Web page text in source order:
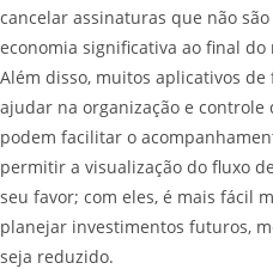
cancelar assinaturas que não
economia significativa ao final do
Além disso, muitos aplicativos
ajudar na organização e controle
podem facilitar o
permitir a visualização do fluxo
seu favor; com eles, é mais fácil
planejar investimentos futuros,
seja reduzido.